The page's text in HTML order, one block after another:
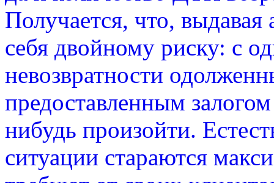
Получается, что, выдавая
себя двойному риску: с
невозвратности
предоставленным
нибудь произойти.
ситуации стараются